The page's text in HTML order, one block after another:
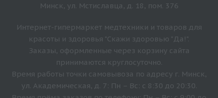
Минск, ул. Мстиславца, д. 18, пом. 376
Интернет-гипермаркет медтехники и товаров для
красоты и здоровья "Скажи здоровью "Да!".
Заказы, оформленные через корзину сайта
принимаются круглосуточно.
Время работы точки самовывоза по адресу г. Минск,
ул. Академическая, д. 7: Пн – Вс: с 8:30 до 20:30.